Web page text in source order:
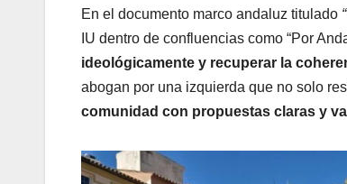
En el documento marco andaluz titulado
IU dentro de confluencias como “Por
ideológicamente y recuperar la
abogan por una izquierda que no solo
comunidad con propuestas claras y